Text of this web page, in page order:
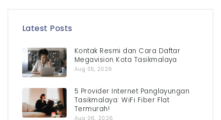
Latest Posts
Kontak Resmi dan Cara Daftar
Megavision Kota Tasikmalaya
Aug 05, 2026
5 Provider Internet Panglayungan
Tasikmalaya: WiFi Fiber Flat
Termurah!
Aug 06, 2026